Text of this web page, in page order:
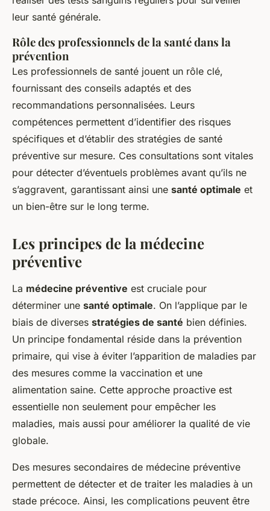
leur santé générale.
Rôle des professionnels de la santé dans la
prévention
Les professionnels de santé jouent un rôle clé,
fournissant des conseils adaptés et des
recommandations personnalisées. Leurs
compétences permettent d’identifier des risques
spécifiques et d’établir des stratégies de santé
préventive sur mesure. Ces consultations sont vitales
pour détecter d’éventuels problèmes avant qu’ils ne
s’aggravent, garantissant ainsi une santé optimale et
un bien-être sur le long terme.
Les principes de la médecine
préventive
La médecine préventive est cruciale pour
déterminer une santé optimale. On l’applique par le
biais de diverses stratégies de santé bien définies.
Un principe fondamental réside dans la prévention
primaire, qui vise à éviter l’apparition de maladies par
des mesures comme la vaccination et une
alimentation saine. Cette approche proactive est
essentielle non seulement pour empêcher les
maladies, mais aussi pour améliorer la qualité de vie
globale.
Des mesures secondaires de médecine préventive
permettent de détecter et de traiter les maladies à un
stade précoce. Ainsi, les complications peuvent être